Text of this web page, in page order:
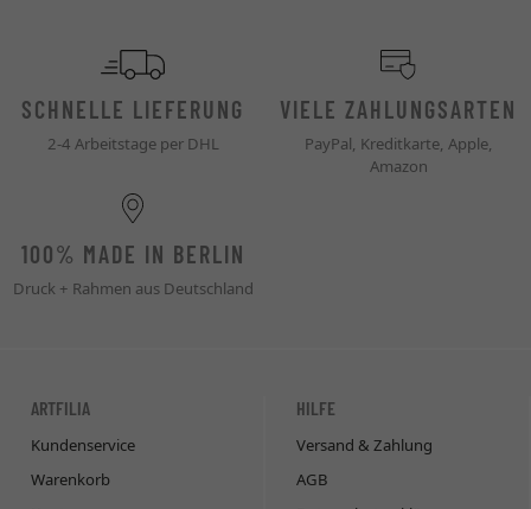
SCHNELLE LIEFERUNG
2-4 Arbeitstage per DHL
VIELE ZAHLUNGSARTEN
PayPal, Kreditkarte, Apple,
Amazon
100% MADE IN BERLIN
Druck + Rahmen aus Deutschland
ARTFILIA
Kundenservice
Warenkorb
HILFE
Versand & Zahlung
AGB